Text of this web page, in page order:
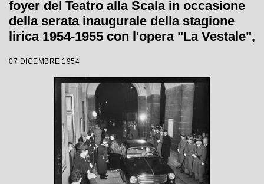
foyer del Teatro alla Scala in occasione
della serata inaugurale della stagione
lirica 1954-1955 con l'opera "La Vestale",
Votto, con la regia di Luchino Visconti
07 DICEMBRE 1954